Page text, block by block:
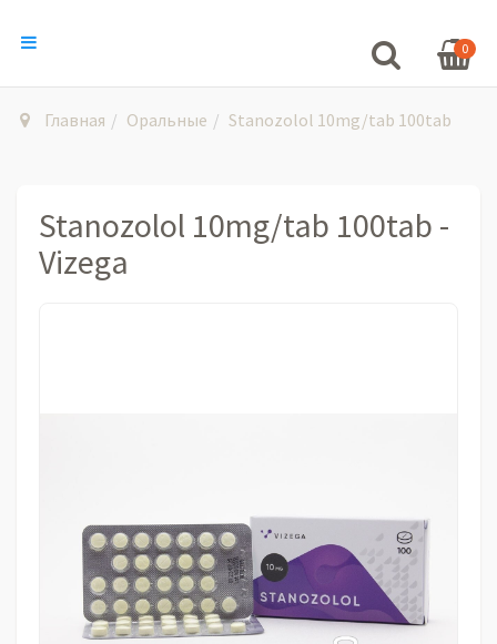
0
Главная Оральные Stanozolol 10mg/tab 100tab
Stanozolol 10mg/tab 100tab -
Vizega